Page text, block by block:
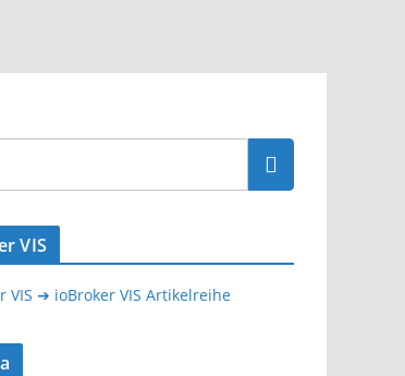
VIS
➔ ioBroker VIS Artikelreihe